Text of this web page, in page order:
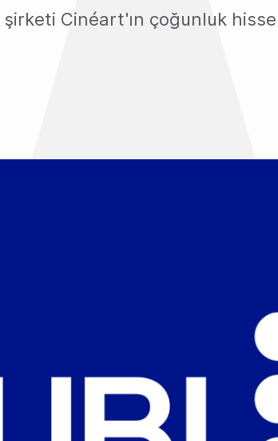
şirketi Cinéart'ın çoğunluk